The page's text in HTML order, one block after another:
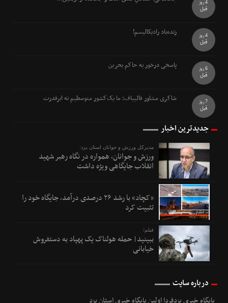
4 روز
قبل
زنده‌باد رادیکالیسم!
4 روز
قبل
پاسخی درخور به حاکم بحرین
6 روز
قبل
شاکری مشاور قالیباف: ما یک‌کشور متوسطیم نه ابرقدرت
7 روز
قبل
جدیدترین اخبار
مدیرکل ورزش و جوانان استان یزد:
ورزش و جوانان، همواره در نگاه رهبر شهید
انقلاب جایگاهی ویژه داشت
«کچاد» با رشد ۲۶ درصدی درآمد، جایگاه خود را
تثبیت کرد
فیلم؛
ببینید| حمله هولناک یک پهپاد به دستفروش
خیابانی
درباره سایت